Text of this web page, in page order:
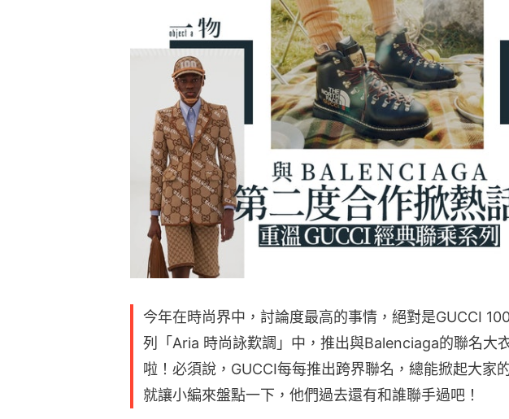
今年在時尚界中，討論度最高的事情，絕對是GUCCI
列「Aria 時尚詠歎調」中，推出與Balenciaga的聯名大
啦！必須說，GUCCI每每推出跨界聯名，總能掀起大家
就讓小編來盤點一下，他們過去還有和誰聯手過吧！